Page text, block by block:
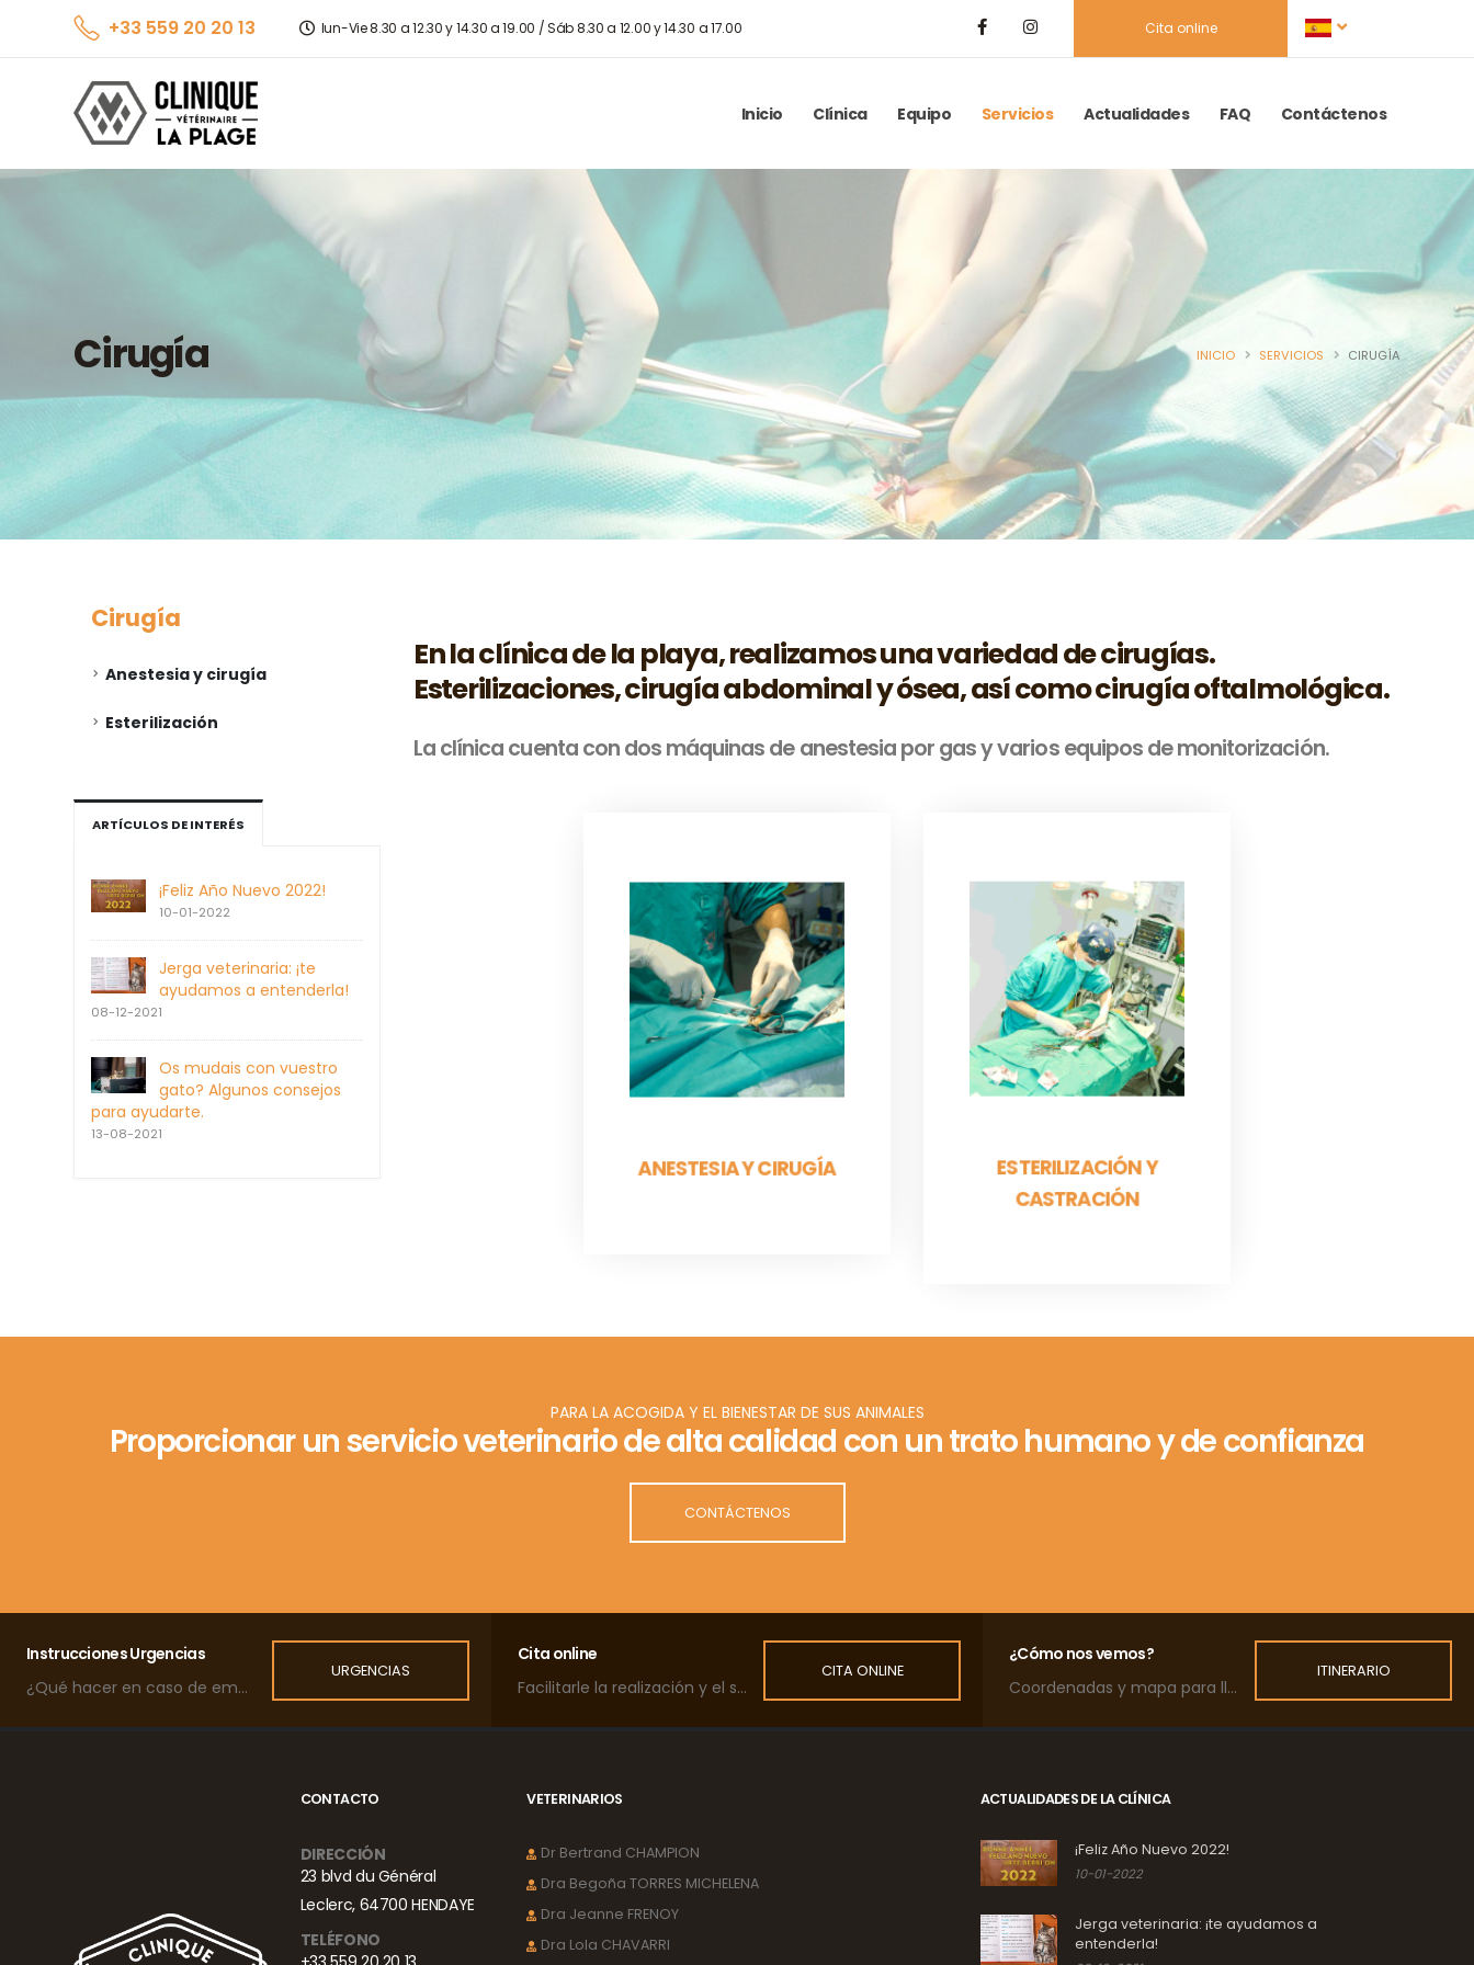
+33 559 20 20 13 lun-Vie 8.30 a 12.30 y 14.30 a 19.00 / Sáb 8.30 a 12.00 y 14.30 a 17.00 Cita online
Inicio Clínica Equipo Servicios Actualidades FAQ Contáctenos
Cirugía INICIO SERVICIOS CIRUGÍA
Cirugía
Anestesia y cirugía
Esterilización
ARTÍCULOS DE INTERÉS
¡Feliz Año Nuevo 2022!
10-01-2022
Jerga veterinaria: ¡te
ayudamos a entenderla!
08-12-2021
Os mudais con vuestro
gato? Algunos consejos
para ayudarte.
13-08-2021
En la clínica de la playa, realizamos una variedad de cirugías.
Esterilizaciones, cirugía abdominal y ósea, así como cirugía oftalmológica.
La clínica cuenta con dos máquinas de anestesia por gas y varios equipos de monitorización.
ANESTESIA Y CIRUGÍA
Para minimizar los
riesgos durante la
anestesia, debemos ser
capaces de controlar las
constantes vitales:
electrocardiograma,
capnómet...
ESTERILIZACIÓN Y
CASTRACIÓN
Si no desea reproducir su
animal, la esterilización
quirúrgica es una
indicación para evitar
posibles patologías
futuras. Hable con...
PARA LA ACOGIDA Y EL BIENESTAR DE SUS ANIMALES
Proporcionar un servicio veterinario de alta calidad con un trato humano y de confianza
CONTÁCTENOS
Instrucciones Urgencias
¿Qué hacer en caso de emergencia?
URGENCIAS
Cita online
Facilitarle la realización y el seguimiento de las citas de su mascota.
CITA ONLINE
¿Cómo nos vemos?
Coordenadas y mapa para llegar a la clínica.
ITINERARIO
CONTACTO
DIRECCIÓN
23 blvd du Général
Leclerc, 64700 HENDAYE
TELÉFONO
VETERINARIOS
Dr Bertrand CHAMPION
Dra Begoña TORRES MICHELENA
Dra Jeanne FRENOY
Dra Lola CHAVARRI
ACTUALIDADES DE LA CLÍNICA
¡Feliz Año Nuevo 2022!
10-01-2022
Jerga veterinaria: ¡te ayudamos a
entenderla!